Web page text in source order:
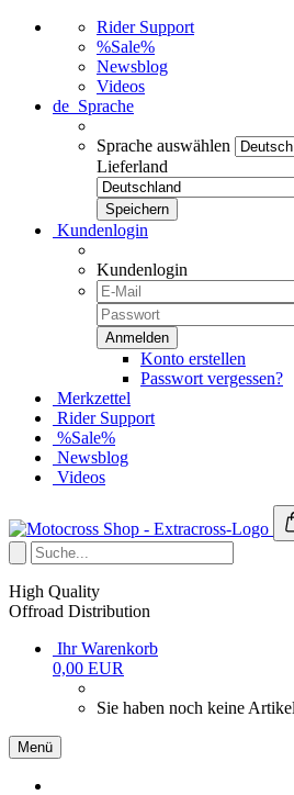
Rider Support
%Sale%
Newsblog
Videos
de Sprache
Sprache auswählen
Lieferland
Kundenlogin
Kundenlogin
Konto erstellen
Passwort vergessen?
Merkzettel
Rider Support
%Sale%
Newsblog
Videos
High Quality
Offroad Distribution
Ihr Warenkorb
0,00 EUR
Sie haben noch keine
Menü